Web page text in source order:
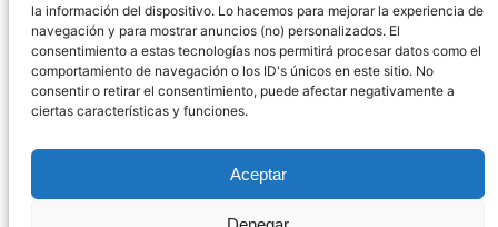
la información del dispositivo. Lo hacemos para mejorar la experiencia de
navegación y para mostrar anuncios (no) personalizados. El
consentimiento a estas tecnologías nos permitirá procesar datos como el
comportamiento de navegación o los ID's únicos en este sitio. No
consentir o retirar el consentimiento, puede afectar negativamente a
ciertas características y funciones.
Aceptar
Descargo de Responsabilidad
Declaración de Privacidad Política de cookies
WordPress